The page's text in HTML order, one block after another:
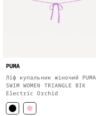
PUMA
Ліф купальник жіночий PUMA
SWIM WOMEN TRIANGLE BIK
Electric Orchid